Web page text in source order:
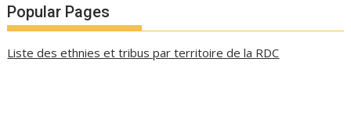
Popular Pages
Liste des ethnies et tribus par territoire de la RDC